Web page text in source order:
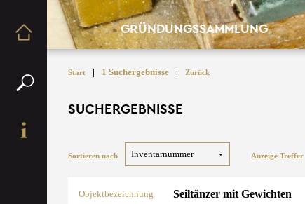
GRÜNDUNGSSAMMLUNG
Start | 1 Suchergebnisse | Zurück
SUCHERGEBNISSE
Sortieren nach Anzeige Treffer
Objektbezeichnung Seiltänzer mit Gewichten